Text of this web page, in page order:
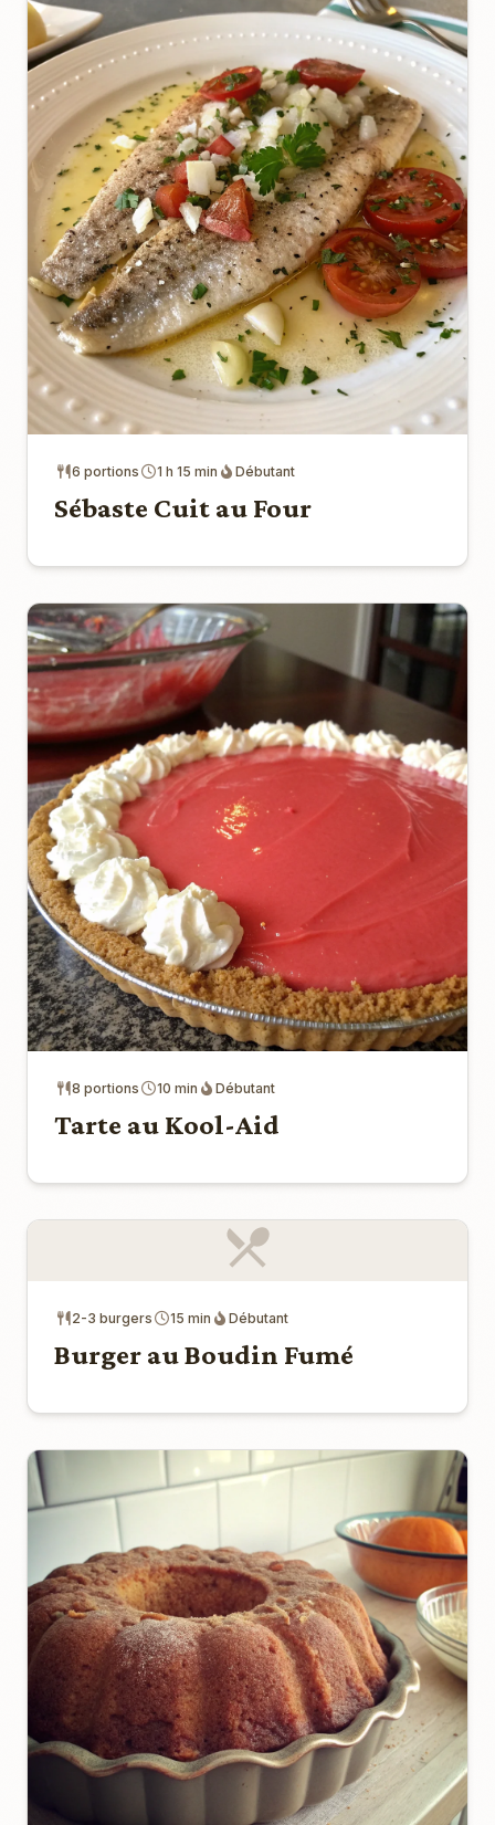
6 portions 1 h 15 min Débutant
Sébaste Cuit au Four
8 portions 10 min Débutant
Tarte au Kool-Aid
2-3 burgers 15 min Débutant
Burger au Boudin Fumé